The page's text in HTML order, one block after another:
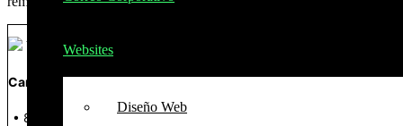
Websites
Diseño Web
VPS W1
Características:
• 8 vCPU Cores